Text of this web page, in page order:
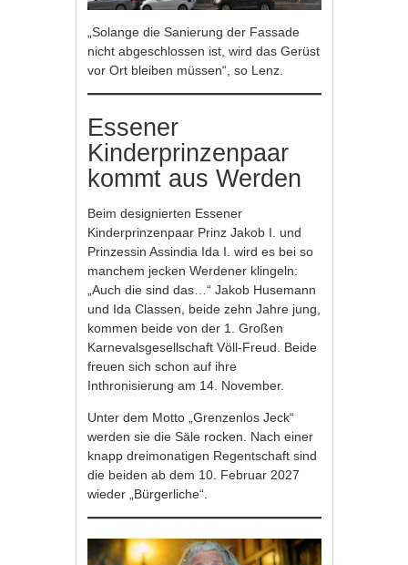
„Solange die Sanierung der Fassade
nicht abgeschlossen ist, wird das Gerüst
vor Ort bleiben müssen“, so Lenz.
Essener
Kinderprinzenpaar
kommt aus Werden
Beim designierten Essener
Kinderprinzenpaar Prinz Jakob I. und
Prinzessin Assindia Ida I. wird es bei so
manchem jecken Werdener klingeln:
„Auch die sind das…“ Jakob Husemann
und Ida Classen, beide zehn Jahre jung,
kommen beide von der 1. Großen
Karnevalsgesellschaft Völl-Freud. Beide
freuen sich schon auf ihre
Inthronisierung am 14. November.
Unter dem Motto „Grenzenlos Jeck“
werden sie die Säle rocken. Nach einer
knapp dreimonatigen Regentschaft sind
die beiden ab dem 10. Februar 2027
wieder „Bürgerliche“.